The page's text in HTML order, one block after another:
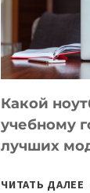
Какой
учебному
лучших
ЧИТАТЬ ДАЛЕЕ